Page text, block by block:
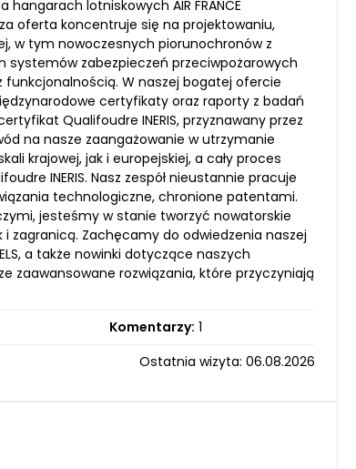
lotniskowych AIR FRANCE
oferta koncentruje się na projektowaniu,
w tym nowoczesnych piorunochronów z
systemów zabezpieczeń przeciwpożarowych
funkcjonalnością. W naszej bogatej ofercie
certyfikaty oraz raporty z badań
Qualifoudre INERIS, przyznawany przez
na nasze zaangażowanie w utrzymanie
krajowej, jak i europejskiej, a cały proces
INERIS. Nasz zespół nieustannie pracuje
technologiczne, chronione patentami.
jesteśmy w stanie tworzyć nowatorskie
zagranicą. Zachęcamy do odwiedzenia naszej
a także nowinki dotyczące naszych
zaawansowane rozwiązania, które przyczyniają
Komentarzy: 1
Ostatnia wizyta: 06.08.2026